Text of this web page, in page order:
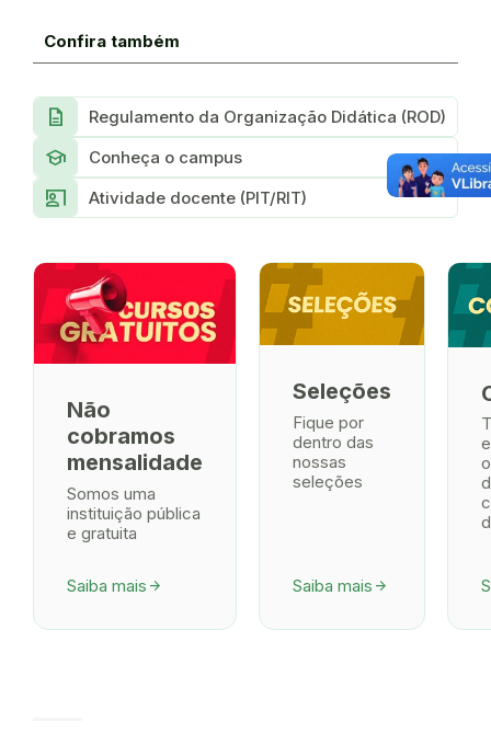
Confira também
Description Regulamento da Organização Didática (ROD)
school Conheça o campus
co_present Atividade docente (PIT/RIT)
Não
cobramos
mensalidade
Somos uma
instituição pública
e gratuita
Saiba mais arrow_forward
Seleções
Fique por
dentro das
nossas
seleções
Saiba mais arrow_forward